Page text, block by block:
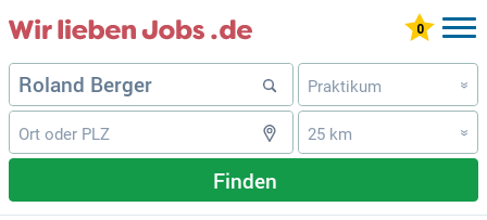
Praktikum »
25 km »
Finden